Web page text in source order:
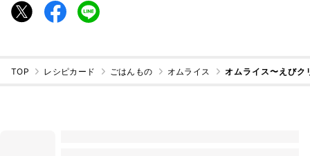
TOP レシピカード ごはんもの オムライス オムライス〜えびク